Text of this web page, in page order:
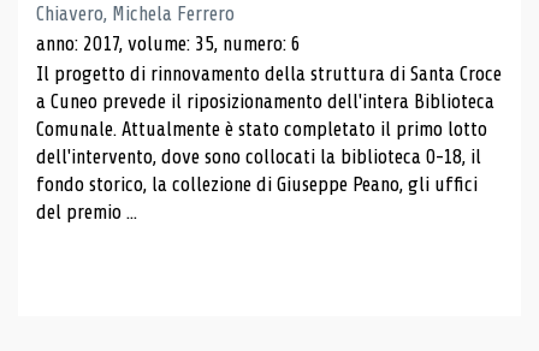
Chiavero, Michela Ferrero
anno: 2017, volume: 35, numero: 6
Il progetto di rinnovamento della struttura di Santa Croce
a Cuneo prevede il riposizionamento dell'intera Biblioteca
Comunale. Attualmente è stato completato il primo lotto
dell'intervento, dove sono collocati la biblioteca 0-18, il
fondo storico, la collezione di Giuseppe Peano, gli uffici
del premio ...